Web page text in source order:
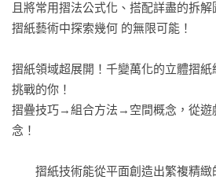
且將常用摺法公式化、搭配詳盡的拆
摺紙藝術中探索幾何 的無限可能！
摺紙領域超展開！千變萬化的立體摺
挑戰的你！
摺疊技巧→組合方法→空間概念，從遊
念！
摺紙技術能從平面創造出繁複精緻